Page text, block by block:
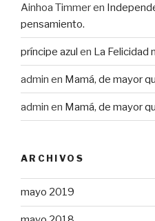
Ainhoa Timmeren
pensamiento.
príncipe azul en La Felicidad
admin en Mamá, de mayor
admin en Mamá, de mayor
ARCHIVOS
mayo 2019